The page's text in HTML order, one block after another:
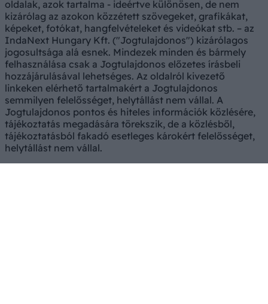
oldalak, azok tartalma - ideértve különösen, de nem
kizárólag az azokon közzétett szövegeket, grafikákat,
képeket, fotókat, hangfelvételeket és videókat stb. – az
IndaNext Hungary Kft. ("Jogtulajdonos") kizárólagos
jogosultsága alá esnek. Mindezek minden és bármely
felhasználása csak a Jogtulajdonos előzetes írásbeli
hozzájárulásával lehetséges. Az oldalról kivezető
linkeken elérhető tartalmakért a Jogtulajdonos
semmilyen felelősséget, helytállást nem vállal. A
Jogtulajdonos pontos és hiteles információk közlésére,
tájékoztatás megadására törekszik, de a közlésből,
tájékoztatásból fakadó esetleges károkért felelősséget,
helytállást nem vállal.